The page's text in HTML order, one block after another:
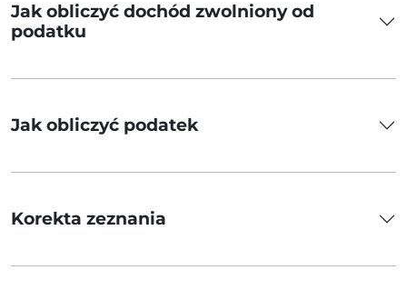
Jak obliczyć dochód zwolniony od
podatku
Jak obliczyć podatek
Korekta zeznania